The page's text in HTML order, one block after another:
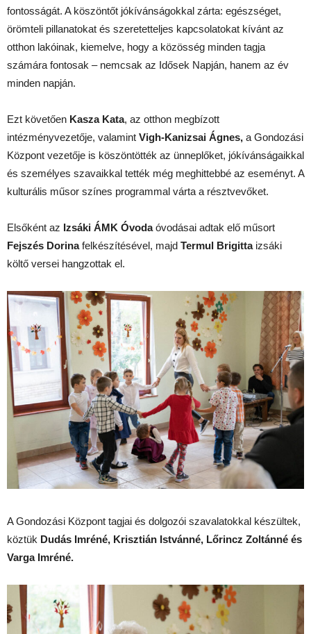
fontosságát. A köszöntőt jókívánságokkal zárta: egészséget,
örömteli pillanatokat és szeretetteljes kapcsolatokat kívánt az
otthon lakóinak, kiemelve, hogy a közösség minden tagja
számára fontosak – nemcsak az Idősek Napján, hanem az év
minden napján.
Ezt követően Kasza Kata, az otthon megbízott
intézményvezetője, valamint Vigh-Kanizsai Ágnes, a Gondozási
Központ vezetője is köszöntötték az ünneplőket, jókívánságaikkal
és személyes szavaikkal tették még meghittebbé az eseményt. A
kulturális műsor színes programmal várta a résztvevőket.
Elsőként az Izsáki ÁMK Óvodaóvodásai adtak elő műsort
Fejszés Dorinafelkészítésével, majd Termul Brigittaizsáki
költő versei hangzottak el.
A Gondozási Központ tagjai és dolgozói szavalatokkal készültek,
köztük Dudás Imréné, Krisztián Istvánné, Lőrincz Zoltánné és
Varga Imréné.